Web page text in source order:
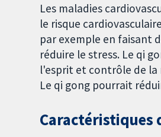
Les maladies
le risque
par exemple en faisant
réduire le stress. Le qi
l'esprit et contrôle de la
Le qi gong pourrait
Caractéristiques